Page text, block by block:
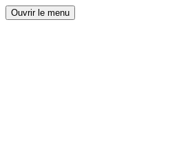
Ouvrir le menu